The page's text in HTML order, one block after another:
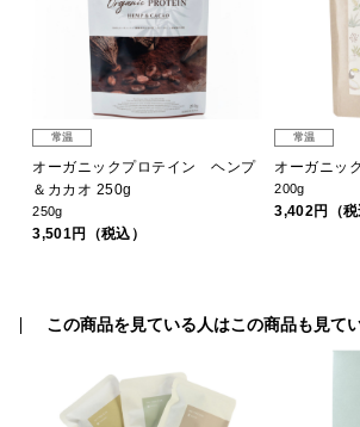
常温
オーガニックプロテイン ヘンプ
＆カカオ 250g
250g
3,501円（税込）
常温
オーガニッ
200g
3,402円（税
この商品を見ている人はこの商品も見て